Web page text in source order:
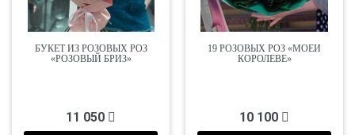
БУКЕТ ИЗ РОЗОВЫХ РОЗ
«РОЗОВЫЙ БРИЗ»
11 050
19 РОЗОВЫХ РОЗ «МОЕЙ
КОРОЛЕВЕ»
10 100